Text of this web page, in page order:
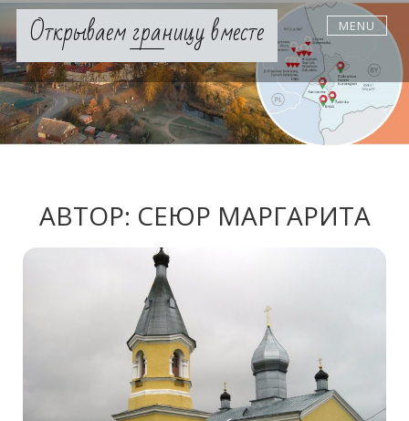
Skip
contentОткрываем границу вместе MENU
АВТОР: СЕЮР МАРГАРИТА